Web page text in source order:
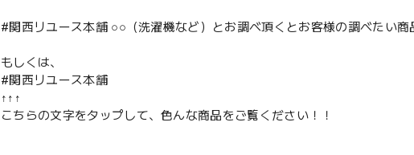
#関西リユース本舗 ○○（洗濯機など）とお調べ頂くとお客様の調べたい商
もしくは、
#関西リユース本舗
↑↑↑
こちらの文字をタップして、色んな商品をご覧ください！！